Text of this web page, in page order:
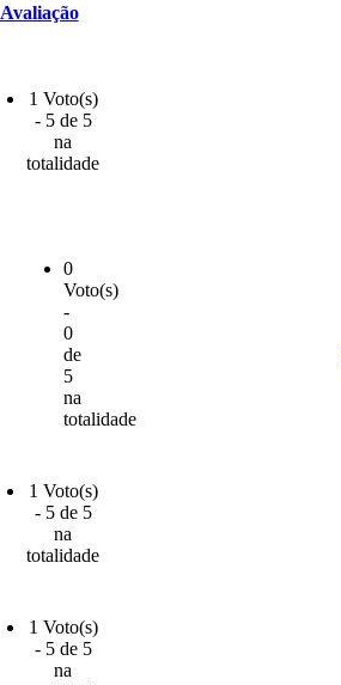
Avaliação
1 Voto(s)
- 5 de 5
na
totalidade
0
Voto(s)
-
0
de
5
na
totalidade
1 Voto(s)
- 5 de 5
na
totalidade
1 Voto(s)
- 5 de 5
na